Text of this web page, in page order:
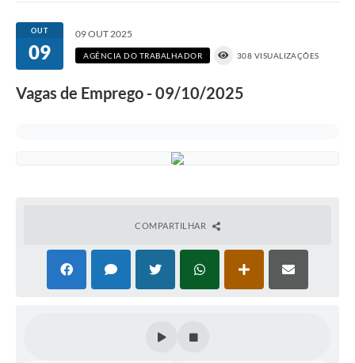
OUT
09
09 OUT 2025
AGÊNCIA DO TRABALHADOR 308 VISUALIZAÇÕES
Vagas de Emprego - 09/10/2025
COMPARTILHAR